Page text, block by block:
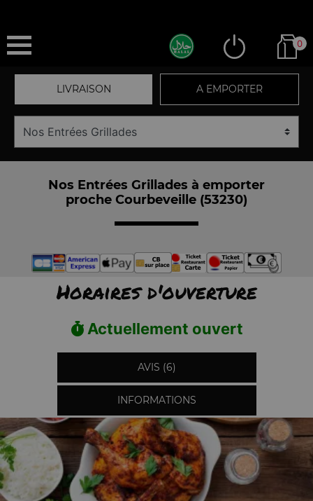
0
LIVRAISON A EMPORTER
Nos Entrées Grillades à emporter
proche Courbeveille (53230)
Horaires d'ouverture
Actuellement ouvert
AVIS (6)
INFORMATIONS